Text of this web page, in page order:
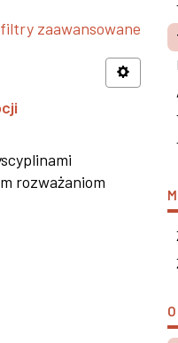
zaawansowane
rozważaniom